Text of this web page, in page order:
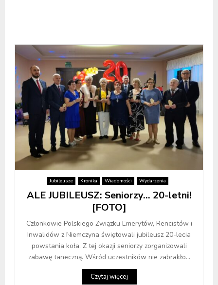
Jubileusze Kronika Wiadomości Wydarzenia
ALE JUBILEUSZ: Seniorzy… 20-letni!
[FOTO]
Członkowie Polskiego Związku Emerytów, Rencistów i
Inwalidów z Niemczyna świętowali jubileusz 20-lecia
powstania koła. Z tej okazji seniorzy zorganizowali
zabawę taneczną. Wśród uczestników nie zabrakło...
Czytaj więcej